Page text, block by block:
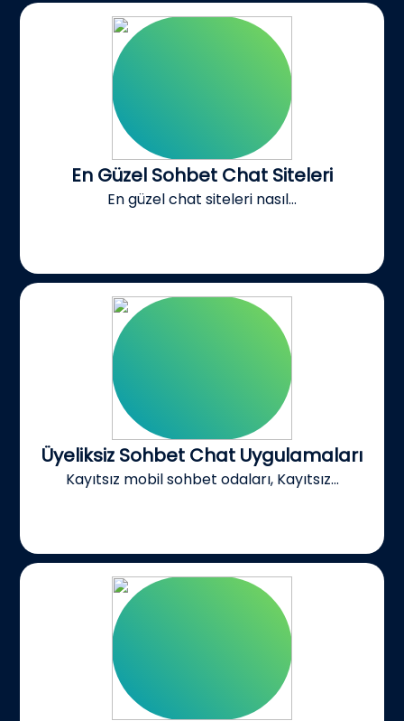
En Güzel Sohbet Chat Siteleri
En güzel chat siteleri nasıl...
Üyeliksiz Sohbet Chat Uygulamaları
Kayıtsız mobil sohbet odaları, Kayıtsız...